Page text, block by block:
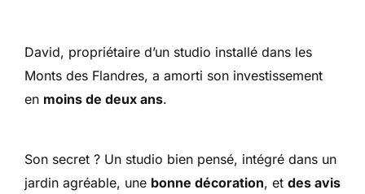
David, propriétaire d’un studio installé dans les
Monts des Flandres, a amorti son investissement
en moins de deux ans.
Son secret ? Un studio bien pensé, intégré dans un
jardin agréable, une bonne décoration, et des avis